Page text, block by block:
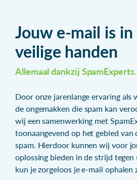
Jouw e-mail is in
veilige handen
Allemaal dankzij SpamExperts.
Door onze jarenlange ervaring als
de ongemakken die spam kan
wij een samenwerking met
toonaangevend op het gebied van
spam. Hierdoor kunnen wij voor
oplossing bieden in de strijd tegen
kun je zorgeloos je e-mail ophalen